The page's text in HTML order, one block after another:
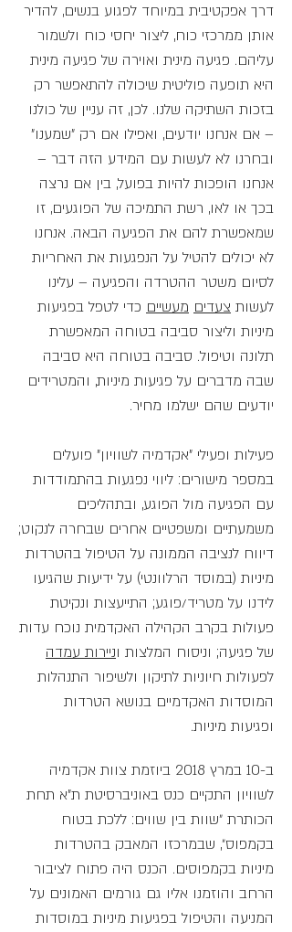
דרך אפקטיבית במיוחד לפגוע בנשים, להדיר
אותן ממרכזי כוח, ליצור יחסי כוח ולשמור
עליהם. פגיעה מינית ואוירה של פגיעה מינית
היא תופעה פוליטית שיכולה להתאפשר רק
בזכות השתיקה שלנו. לכן, זה עניין של כולנו
– אם אנחנו יודעים, ואפילו אם רק "שמענו"
ובחרנו לא לעשות עם המידע הזה דבר –
אנחנו הופכות להיות בפועל, בין אם נרצה
בכך או לאו, רשת התמיכה של הפוגעים, זו
שמאפשרת להם את הפגיעה הבאה. אנחנו
לא יכולים להטיל על הנפגעות את האחריות
לסיום משטר ההטרדה והפגיעה – עלינו
לעשות צעדים מעשיים כדי לטפל בפגיעות
מיניות וליצור סביבה בטוחה המאפשרת
תלונה וטיפול. סביבה בטוחה היא סביבה
שבה מדברים על פגיעות מיניות, והמטרידים
יודעים שהם ישלמו מחיר.
פעילות ופעילי "אקדמיה לשוויון" פועלים
במספר מישורים: ליווי נפגעות בהתמודדות
עם הפגיעה מול הפוגע, ובתהליכים
משמעתיים ומשפטיים אחרים שבחרה לנקוט;
דיווח לנציבה הממונה על הטיפול בהטרדות
מיניות (במוסד הרלוונטי) על ידיעות שהגיעו
לידנו על מטריד/פוגע; התייעצות ונקיטת
פעולות בקרב הקהילה האקדמית נוכח עדות
של פגיעה; וניסוח המלצות וניירות עמדה
לפעולות חיוניות לתיקון ולשיפור התנהלות
המוסדות האקדמיים בנושא הטרדות
ופגיעות מיניות.
ב-10 במרץ 2018 ביוזמת צוות אקדמיה
לשוויון התקיים כנס באוניברסיטת ת"א תחת
הכותרת ״שוות בין שווים: ללכת בטוח
בקמפוס״, שבמרכזו המאבק בהטרדות
מיניות בקמפוסים. הכנס היה פתוח לציבור
הרחב והוזמנו אליו גם גורמים האמונים על
המניעה והטיפול בפגיעות מיניות במוסדות